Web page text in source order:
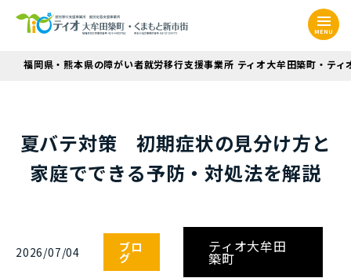
MENU
福岡県・熊本県の障がい者就労移行支援事業所 ティオ大牟田築町・ティ
夏バテ対策 初期症状の見分け方と
家庭でできる予防・対処法を解説
2026/07/04 ブロ
グ
ティオ大牟田
築町